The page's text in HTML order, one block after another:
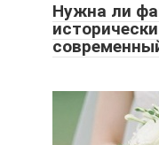
Нужна ли